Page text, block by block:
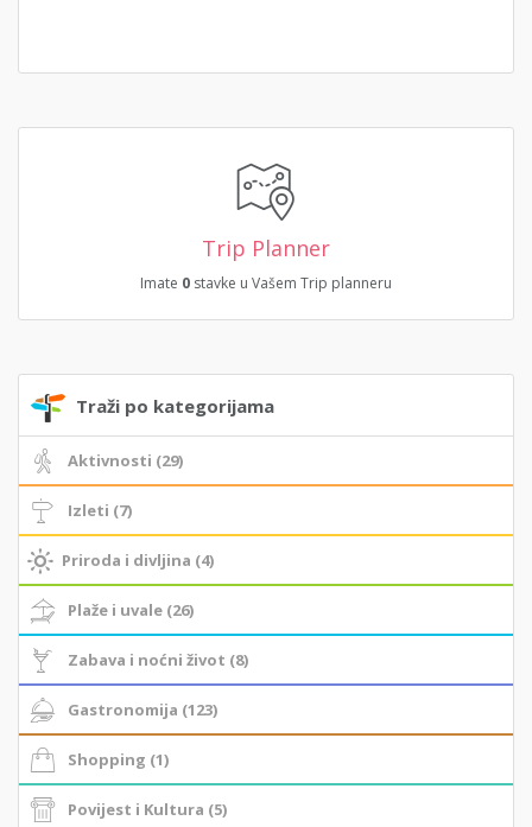
Trip Planner
Imate 0 stavke u Vašem Trip planneru
Traži po kategorijama
Aktivnosti (29)
Izleti (7)
Priroda i divljina (4)
Plaže i uvale (26)
Zabava i noćni život (8)
Gastronomija (123)
Shopping (1)
Povijest i Kultura (5)